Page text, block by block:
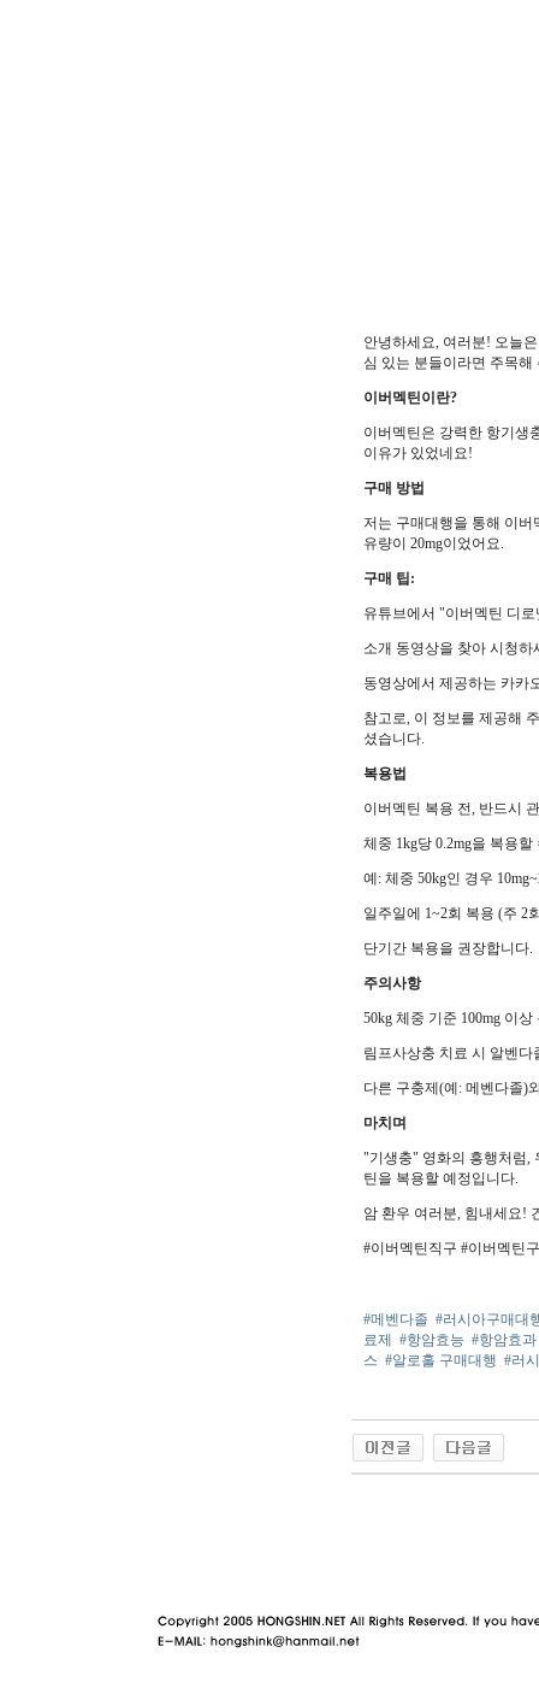
안녕하세요, 여러분! 오늘
심 있는 분들이라면 주목해
이버멕틴이란?
이버멕틴은 강력한 항기생
이유가 있었네요!
구매 방법
저는 구매대행을 통해 이
유량이 20mg이었어요.
구매 팁:
유튜브에서 "이버멕틴 디
소개 동영상을 찾아 시청하
동영상에서 제공하는 카카
참고로, 이 정보를 제공해
셨습니다.
복용법
이버멕틴 복용 전, 반드시
체중 1kg당 0.2mg을 복용
예: 체중 50kg인 경우
일주일에 1~2회 복용 (주 2
단기간 복용을 권장합니다.
주의사항
50kg 체중 기준 100mg 이
림프사상충 치료 시 알벤
다른 구충제(예: 메벤다졸)
마치며
"기생충" 영화의 흥행처럼,
틴을 복용할 예정입니다.
암 환우 여러분, 힘내세요!
#이버멕틴직구 #이버멕틴
#메벤다졸 #러시아구매대
료제
#항암효능 #항암효과
스 #알로홀 구매대행 #러